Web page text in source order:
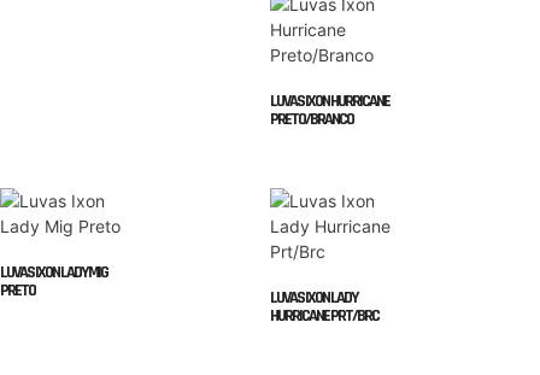
LUVAS IXON HURRICANE
PRETO/BRANCO
LUVAS IXON LADY MIG
PRETO
LUVAS IXON LADY
HURRICANE PRT/BRC